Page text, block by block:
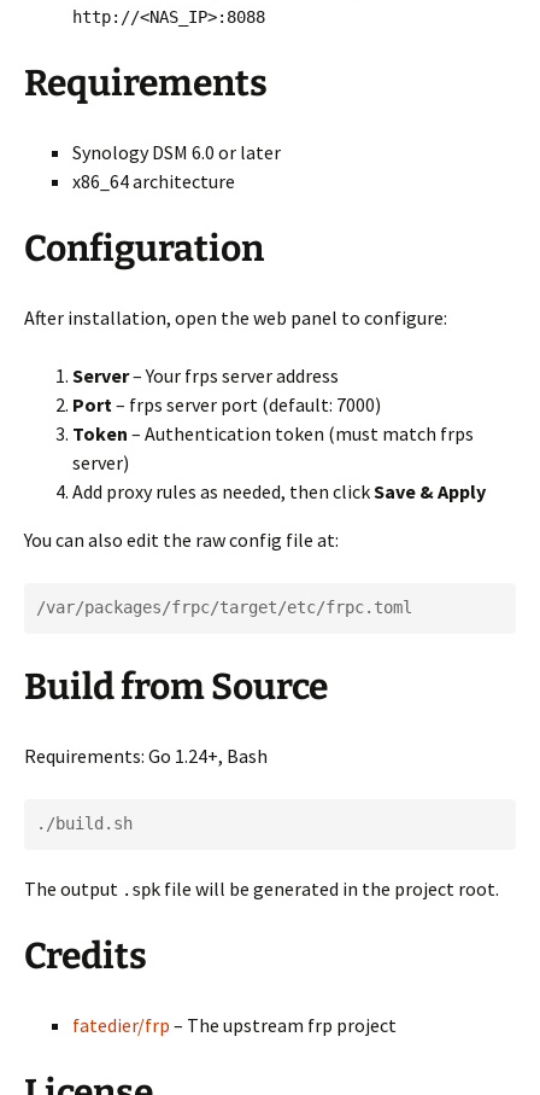
http://<NAS_IP>:8088
Requirements
Synology DSM 6.0 or later
x86_64 architecture
Configuration
After installation, open the web panel to configure:
Server– Your frps server address
Port – frps server port (default: 7000)
Token – Authentication token (must match frps
server)
Add proxy rules as needed, then clickSave & Apply
You can also edit the raw config file at:
/var/packages/frpc/target/etc/frpc.toml
Build from Source
Requirements: Go 1.24+, Bash
./build.sh
The output .spk file will be generated in the project root.
Credits
fatedier/frp – The upstream frp project